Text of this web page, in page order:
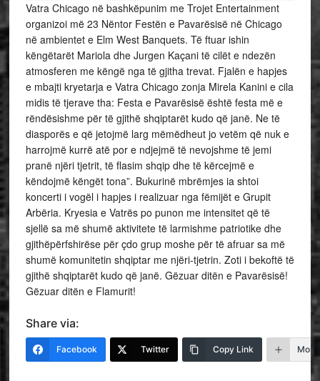
Vatra Chicago në bashkëpunim me Trojet Entertainment
organizoi më 23 Nëntor Festën e Pavarësisë në Chicago
në ambientet e Elm West Banquets. Të ftuar ishin
këngëtarët Mariola dhe Jurgen Kaçani të cilët e ndezën
atmosferen me këngë nga të gjitha trevat. Fjalën e hapjes
e mbajti kryetarja e Vatra Chicago zonja Mirela Kanini e cila
midis të tjerave tha: Festa e Pavarësisë është festa më e
rëndësishme për të gjithë shqiptarët kudo që janë. Ne të
diasporës e që jetojmë larg mëmëdheut jo vetëm që nuk e
harrojmë kurrë atë por e ndjejmë të nevojshme të jemi
pranë njëri tjetrit, të flasim shqip dhe të kërcejmë e
këndojmë këngët tona”. Bukurinë mbrëmjes ia shtoi
koncerti i vogël i hapjes i realizuar nga fëmijët e Grupit
Arbëria. Kryesia e Vatrës po punon me intensitet që të
sjellë sa më shumë aktivitete të larmishme patriotike dhe
gjithëpërfshirëse për çdo grup moshe për të afruar sa më
shumë komunitetin shqiptar me njëri-tjetrin. Zoti i bekoftë të
gjithë shqiptarët kudo që janë. Gëzuar ditën e Pavarësisë!
Gëzuar ditën e Flamurit!
Share via:
Facebook Twitter Copy Link More